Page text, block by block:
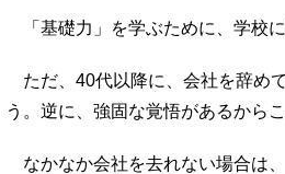
「基礎力」を学ぶために、学校
ただ、40代以降に、会社を辞め
う。逆に、強固な覚悟があるから
なかなか会社を去れない場合は